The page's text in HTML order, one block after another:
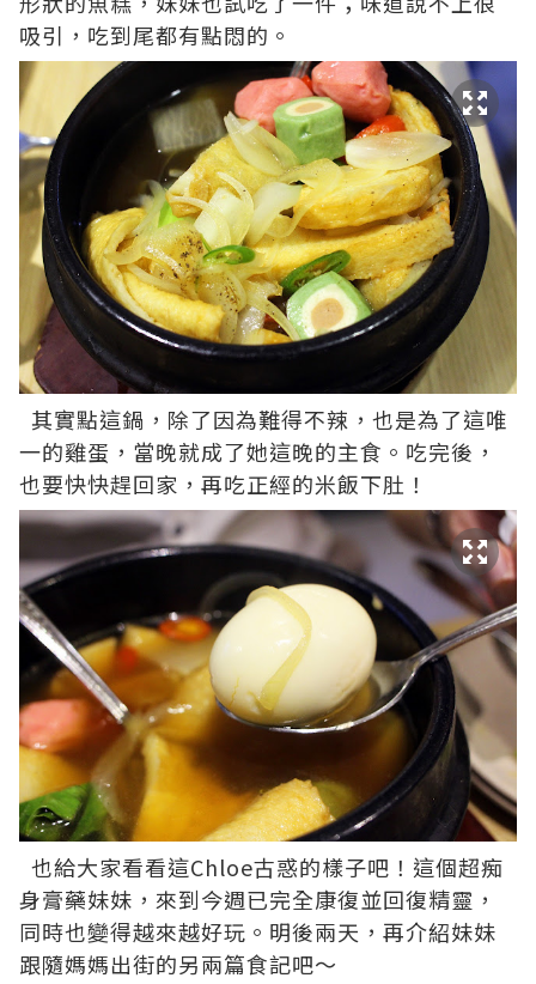
吸引，吃到尾都有點悶的。
其實點這鍋，除了因為難得不辣，也是為了這唯
一的雞蛋，當晚就成了她這晚的主食。吃完後，
也要快快趕回家，再吃正經的米飯下肚！
也給大家看看這Chloe古惑的樣子吧！這個超痴
身膏藥妹妹，來到今週已完全康復並回復精靈，
同時也變得越來越好玩。明後兩天，再介紹妹妹
跟隨媽媽出街的另兩篇食記吧～